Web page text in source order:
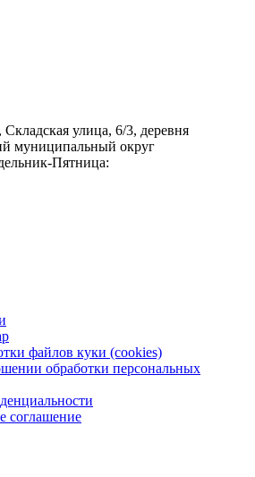
Складская улица, 6/3, деревня
муниципальный округ
Пятница:
файлов куки (cookies)
обработки персональных
соглашение